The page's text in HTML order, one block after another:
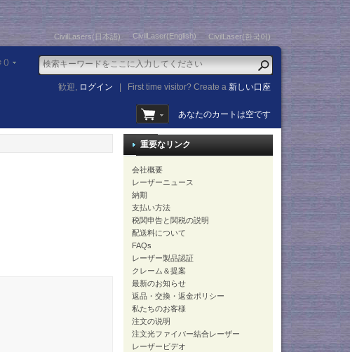
CivilLasers(日本語) CivilLaser(English) CivilLaser(한국어)
()
歓迎, ログイン First time visitor? Create a新しい口座
あなたのカートは空です
重要なリンク
会社概要
レーザーニュース
納期
支払い方法
税関申告と関税の説明
配送料について
FAQs
レーザー製品認証
クレーム＆提案
最新のお知らせ
返品・交換・返金ポリシー
私たちのお客様
注文の说明
注文光ファイバー結合レーザー
レーザービデオ